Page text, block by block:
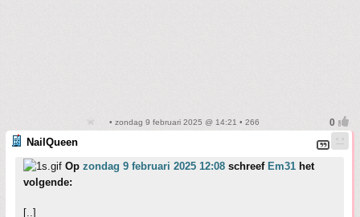
• zondag 9 februari 2025 @ 14:21 • 266
NailQueen
Op zondag 9 februari 2025 12:08 schreef Em31 het
volgende:
[..]